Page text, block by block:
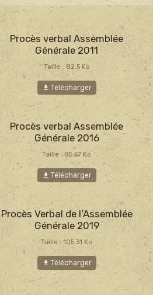
Procès verbal Assemblée
Générale 2011
Taille : 82.5 Ko
Télécharger
Procès verbal Assemblée
Générale 2016
Taille : 85.57 Ko
Télécharger
Procès Verbal de l'Assemblée
Générale 2019
Taille : 105.31 Ko
Télécharger